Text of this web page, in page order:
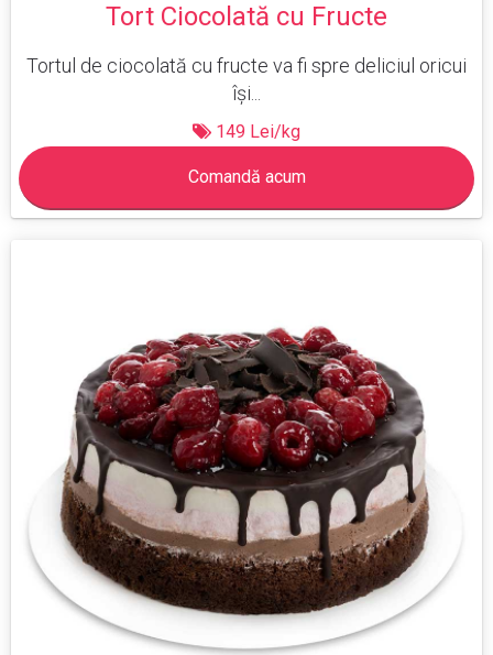
Tort Ciocolată cu Fructe
Tortul de ciocolată cu fructe va fi spre deliciul oricui
își...
149 Lei/kg
Comandă acum